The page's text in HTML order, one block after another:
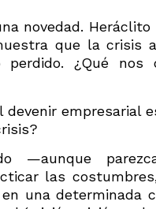
novedad.
que la crisis
¿Qué nos
empresarial
—aunque
las
una determinada